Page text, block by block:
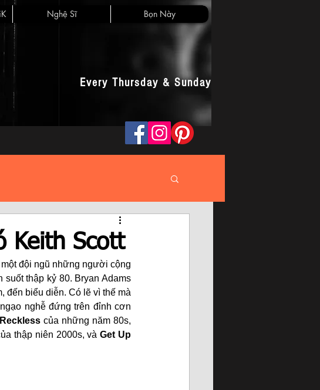
Nghệ Sĩ Bọn Này
Every Thursday & Sunday
Keith Scott
đội ngũ những người cộng
thập kỷ 80. Bryan Adams
đến biểu diễn. Có lẽ vì thế mà
nghễ đứng trên đỉnh cơn
Reckless
thập niên 2000s, và Get Up